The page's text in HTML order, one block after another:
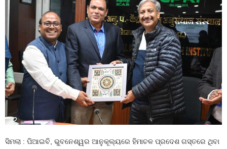
ସିମଲା : ପିଆଇବି, ଭୁବନେଶ୍ୱର ଆନୁକୂଲ୍ୟରେ ହିମାଚଳ ପ୍ରଦେଶ ଗସ୍ତରେ ଥିବା